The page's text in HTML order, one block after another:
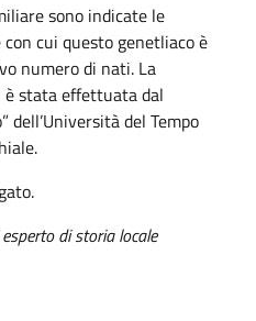
sono indicate le
cui questo genetliaco è
numero di nati. La
stata effettuata dal
dell’Università del Tempo
di storia locale